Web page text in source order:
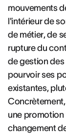
mouvements
l'intérieur de
de métier, de
rupture du
de gestion
pourvoir ses
existantes,
une promotion
changement